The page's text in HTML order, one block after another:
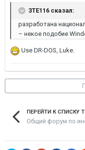
3TE116 сказал:
разработана
– некое подобие
Use DR-DOS, Luke.
ПЕРЕЙТИ К СПИСКУ
Общий форум по